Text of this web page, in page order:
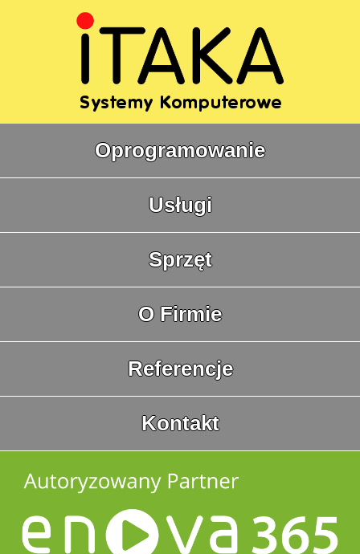
Oprogramowanie
Usługi
Sprzęt
O Firmie
Referencje
Kontakt